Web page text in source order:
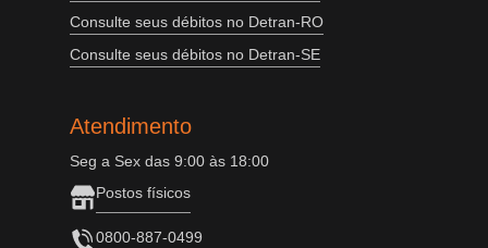
Consulte seus débitos no Detran-RO
Consulte seus débitos no Detran-SE
Atendimento
Seg a Sex das 9:00 às 18:00
Postos físicos
0800-887-0499